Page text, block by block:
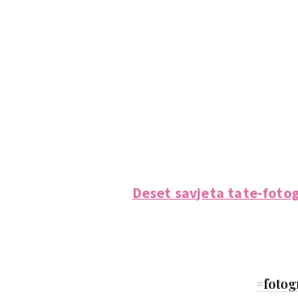
Deset savjeta tate-
#